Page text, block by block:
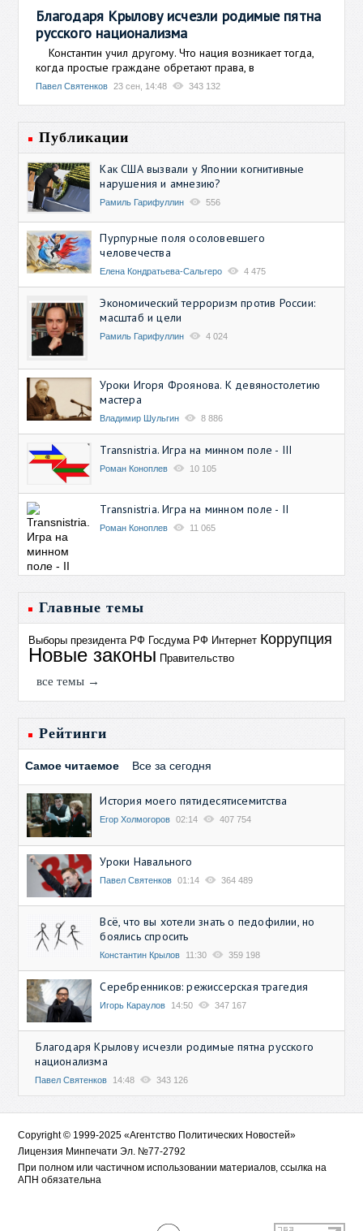
Благодаря Крылову исчезли родимые пятна
русского национализма
Константин учил другому. Что нация возникает тогда,
когда простые граждане обретают права, в
Павел Святенков 23 сен, 14:48 343 132
Публикации
Как США вызвали у Японии когнитивные
нарушения и амнезию?
Рамиль Гарифуллин 556
Пурпурные поля осоловевшего
человечества
Елена Кондратьева-Сальгеро 4 475
Экономический терроризм против России:
масштаб и цели
Рамиль Гарифуллин 4 024
Уроки Игоря Фроянова. К девяностолетию
мастера
Владимир Шульгин 8 886
Transnistria. Игра на минном поле - III
Роман Коноплев 10 105
Transnistria. Игра на минном поле - II
Роман Коноплев 11 065
Главные темы
Выборы президента РФ Госдума РФ Интернет Коррупция
Новые законы Правительство
все темы →
Рейтинги
Самое читаемое Все за сегодня
История моего пятидесятисемитства
Егор Холмогоров 02:14 407 754
Уроки Навального
Павел Святенков 01:14 364 489
Всё, что вы хотели знать о педофилии, но
боялись спросить
Константин Крылов 11:30 359 198
Серебренников: режиссерская трагедия
Игорь Караулов 14:50 347 167
Благодаря Крылову исчезли родимые пятна русского
национализма
Павел Святенков 14:48 343 126
Copyright © 1999-2025 «Агентство Политических Новостей»
Лицензия Минпечати Эл. №77-2792
При полном или частичном использовании материалов, ссылка на
АПН обязательна